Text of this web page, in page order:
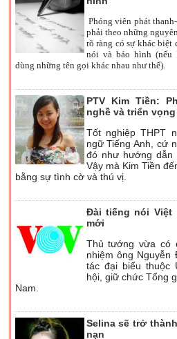
Phóng viên phát
phải theo những
rõ ràng có sự khác
nói và báo hình (nếu
dùng những tên gọi khác nhau như thế).
PTV Kim Tiền:
nghề và triển vọng
Tốt nghiệp THPT
ngữ Tiếng Anh, cứ
đó như hướng dẫn
Vậy mà Kim Tiền
bằng sự tình cờ và thú vị.
Đài tiếng nói Việt
mới
Thủ tướng vừa có
nhiệm ông Nguyễn
tác đại biểu thuộc
hội, giữ chức Tổng
Nam.
Selina sẽ trở
nạn